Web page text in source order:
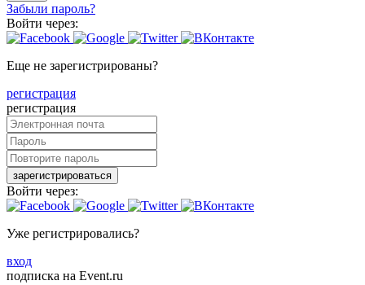
Забыли пароль?
Войти через:
Еще не зарегистрированы?
регистрация
регистрация
зарегистрироваться
Войти через:
Уже регистрировались?
вход
подписка на Event.ru